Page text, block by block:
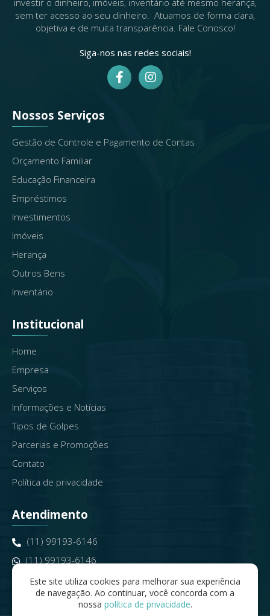
sem ter acesso ao seu dinheiro. ​ Atuamos de forma clara,
objetiva e de muita transparência​. Fale Conosco!​
Siga-nos nas redes sociais!
Nossos Serviços
Gestão de Controle e Pagamento de Contas
Orçamento Familiar
Educação Financeira
Empréstimos
Investimentos
Imóveis
Herança
Outros Bens
Inventário
Institucional
Home
Empresa
Serviços
Informações e Notícias
Tipos de Golpes
Parcerias e Promoções
Contato
Política de privacidade
Atendimento
(11) 99193-6146​
(11) 99193-6146
contato@seniorinveste.com.br
Este site utiliza cookies para melhorar sua experiência
de navegação. Ao continuar, você concorda com a
nossa política de privacidade.